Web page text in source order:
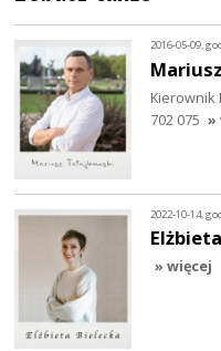
2016-05-09,
Kierownik
702 075 »
2022-10-14,
» więcej